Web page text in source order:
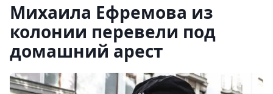
Михаила Ефремова из
колонии перевели под
домашний арест